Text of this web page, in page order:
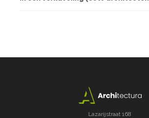
Lazarijstraat 168